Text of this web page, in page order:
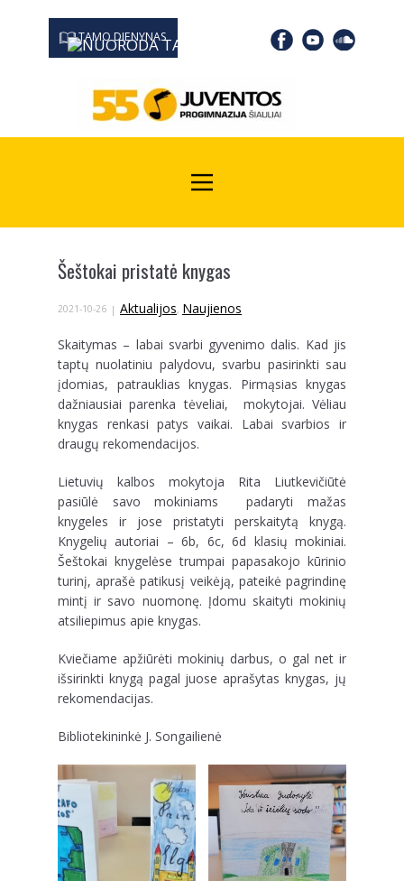
TAMO DIENYNAS
0667 19366
Šeštokai pristatė knygas
2021-10-26 Aktualijos, Naujienos
Skaitymas – labai svarbi gyvenimo dalis. Kad jis
taptų nuolatiniu palydovu, svarbu pasirinkti sau
įdomias, patrauklias knygas. Pirmąsias knygas
dažniausiai parenka tėveliai, mokytojai. Vėliau
knygas renkasi patys vaikai. Labai svarbios ir
draugų rekomendacijos.
Lietuvių kalbos mokytoja Rita Liutkevičiūtė
pasiūlė savo mokiniams padaryti mažas
knygeles ir jose pristatyti perskaitytą knygą.
Knygelių autoriai – 6b, 6c, 6d klasių mokiniai.
Šeštokai knygelėse trumpai papasakojo kūrinio
turinį, aprašė patikusį veikėją, pateikė pagrindinę
mintį ir savo nuomonę. Įdomu skaityti mokinių
atsiliepimus apie knygas.
Kviečiame apžiūrėti mokinių darbus, o gal net ir
išsirinkti knygą pagal juose aprašytas knygas, jų
rekomendacijas.
Bibliotekininkė J. Songailienė